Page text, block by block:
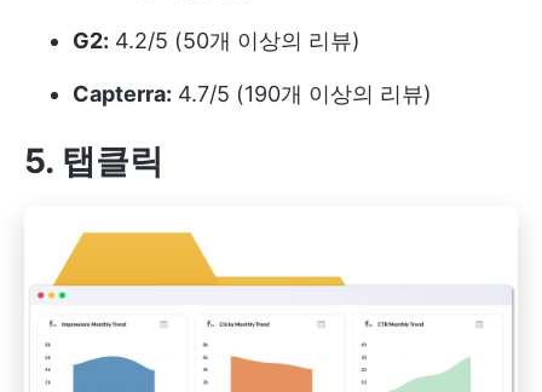
G2: 4.2/5 (50개 이상의 리뷰)
Capterra: 4.7/5 (190개 이상의 리뷰)
5. 탭클릭